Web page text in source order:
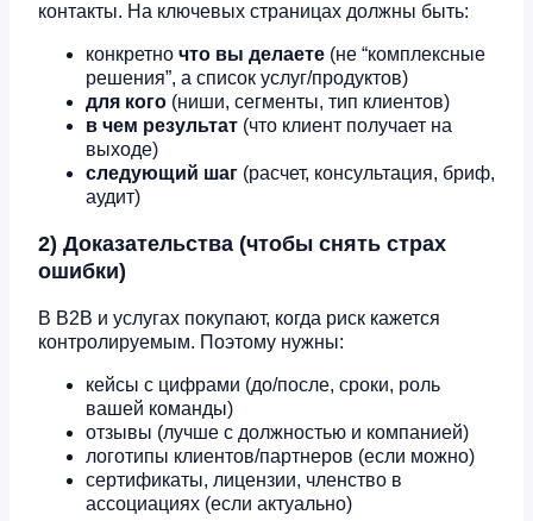
контакты. На ключевых страницах должны быть:
конкретно что вы делаете (не “комплексные
решения”, а список услуг/продуктов)
для кого (ниши, сегменты, тип клиентов)
в чем результат (что клиент получает на
выходе)
следующий шаг (расчет, консультация, бриф,
аудит)
2) Доказательства (чтобы снять страх
ошибки)
В B2B и услугах покупают, когда риск кажется
контролируемым. Поэтому нужны:
кейсы с цифрами (до/после, сроки, роль
вашей команды)
отзывы (лучше с должностью и компанией)
логотипы клиентов/партнеров (если можно)
сертификаты, лицензии, членство в
ассоциациях (если актуально)